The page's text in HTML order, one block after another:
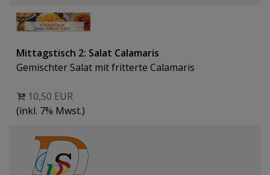
Mittagstisch 2: Salat Calamaris
Gemischter Salat mit fritterte Calamaris
10,50 EUR
(inkl. 7% Mwst.)